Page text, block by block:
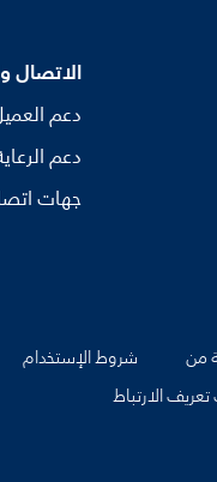
الاتصال
دعم
دعم
جهات
من شروط الإستخدام
الارتباط